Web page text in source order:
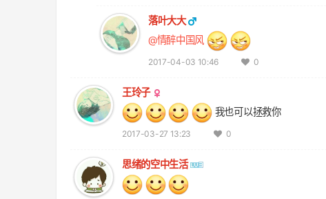
落叶大大
@情醉中国风
2017-04-03 10:46 0
王玲子
我也可以拯救你
2017-03-27 13:23 0
思绪的空中生活